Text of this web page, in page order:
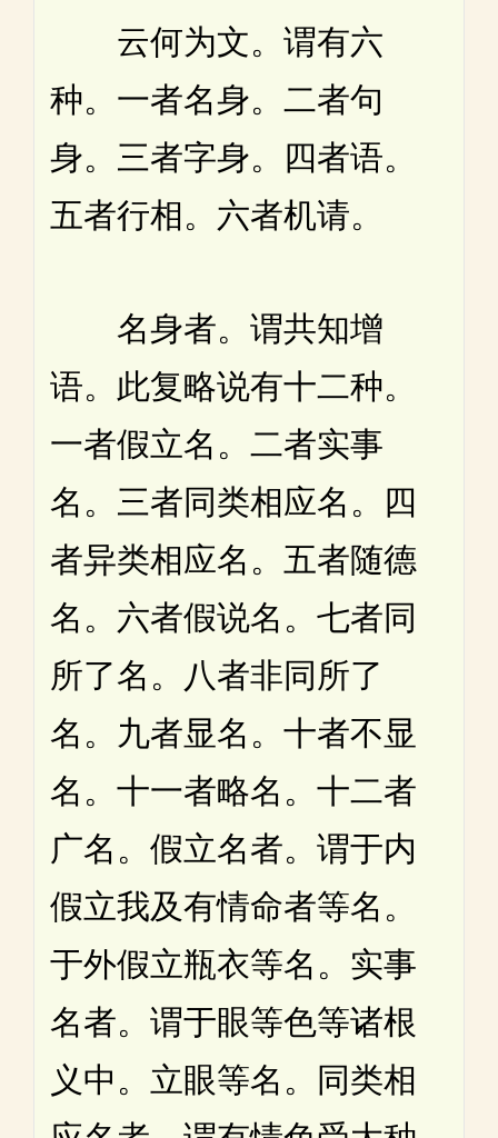
云何为文。谓有六
种。一者名身。二者句
身。三者字身。四者语。
五者行相。六者机请。
名身者。谓共知增
语。此复略说有十二种。
一者假立名。二者实事
名。三者同类相应名。四
者异类相应名。五者随德
名。六者假说名。七者同
所了名。八者非同所了
名。九者显名。十者不显
名。十一者略名。十二者
广名。假立名者。谓于内
假立我及有情命者等名。
于外假立瓶衣等名。实事
名者。谓于眼等色等诸根
义中。立眼等名。同类相